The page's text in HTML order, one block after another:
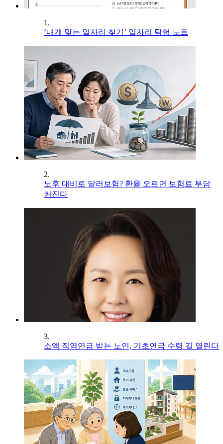
1.
‘내게 맞는 일자리 찾기’ 일자리 탐험 노트
2.
노후 대비로 달러보험? 환율 오르면 보험료 부담
커진다
3.
소액 직역연금 받는 노인, 기초연금 수령 길 열린다